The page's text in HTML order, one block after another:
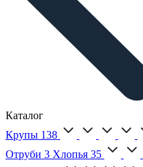
Каталог
Крупы 138
Отруби 3 Хлопья 35